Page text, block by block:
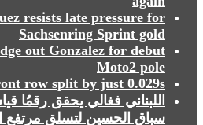
resists late pressure for
Sachsenring Sprint gold
out Gonzalez for debut
Moto2 pole
row split by just 0.029s
⁩⁩⁩⁩⁩⁩اللبناني فغالي يحقق رقمُا
سباق الحسين لتسلق مرتفع